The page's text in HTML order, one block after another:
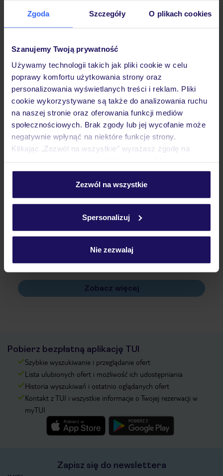
Zgoda Szczegóły O plikach cookies
Szanujemy Twoją prywatność
Używamy technologii takich jak pliki cookie w celu
poprawy komfortu użytkowania strony oraz
personalizowania wyświetlanych treści i reklam. Pliki
cookie wykorzystywane są także do analizowania ruchu
na naszej stronie oraz oferowania funkcji mediów
społecznościowych. Brak zgody lub jej wycofanie może
negatywnie wpłynąć na niektóre funkcje strony.
Klikając „Zezwól na wszystkie” wyrażasz zgodę na
personalizować swój wybór wchodząc w zakładkę
Szczegółowe informacje o plikach cookie znajdziesz
Zezwól na wszystkie
Spersonalizuj
Nie zezwalaj
Opinie
Pokoje
Wyżywienie
Atrakcje
Ważne informacje
Często zadawane pytania
Jak zmienić uczestników/osobę zgłaszającą?
Czy w Hotelu będzie przedstawiciel TUI?
Zobacz więcej
Pobierz bezpłatną aplikację TUI
Szybkie wyszukiwanie i przeglądanie ofert
Lista ulubionych ofert i możliwość ich udostępniania
Historia wyszukiwań i ostatnio oglądanych ofert
Kontakt z TUI i wszystkie informacje o Twojej rezerwacji w
myTUI
Zapisz się do newslettera